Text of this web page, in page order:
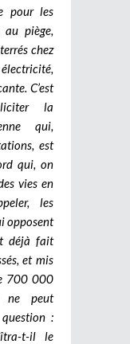
pour les
piège,
chez
C’est
la
qui,
est
qui, on
vies en
les
opposent
déjà fait
et mis
700 000
ne peut
:
t-il le